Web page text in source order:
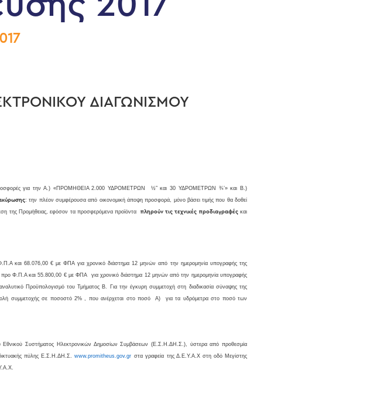
ΔΙΑΓΩΝΙΣΜΟΥ
προσφορές για την Α.) «ΠΡΟΜΗΘΕΙΑ 2.000 ΥΔΡΟΜΕΤΡΩΝ ½” και 30 ΥΔΡΟΜΕΤΡΩΝ ¾’» και Β.)
: την πλέον συμφέρουσα από οικονομική άποψη προσφορά, μόνο βάσει τιμής που θα δοθεί
της Προμήθειας, εφόσον τα προσφερόμενα προϊόντα πληρούν τις τεχνικές προδιαγραφέςκαι
68.076,00 € με ΦΠΑ για χρονικό διάστημα 12 μηνών από την ημερομηνία υπογραφής της
Φ.Π.Α και 55.800,00 € με ΦΠΑ για χρονικό διάστημα 12 μηνών από την ημερομηνία υπογραφής
Προϋπολογισμό του Τμήματος Β. Για την έγκυρη συμμετοχή στη διαδικασία σύναψης της
συμμετοχής σε ποσοστό 2% , που ανέρχεται στο ποσό Α) για τα υδρόμετρα στο ποσό των
Εθνικού Συστήματος Ηλεκτρονικών Δημοσίων Συμβάσεων (Ε.Σ.Η.ΔΗ.Σ.), ύστερα από προθεσμία
πύλης Ε.Σ.Η.ΔΗ.Σ.www.promitheus.gov.gr στα γραφεία της Δ.Ε.Υ.Α.Χ στη οδό Μεγίστης